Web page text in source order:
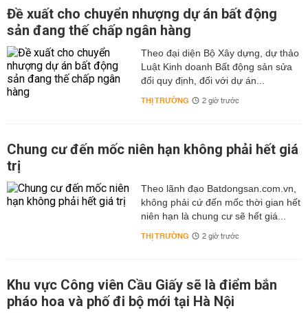
Đề xuất cho chuyển nhượng dự án bất động
sản đang thế chấp ngân hàng
Theo đại diện Bộ Xây dựng, dự thảo
Luật Kinh doanh Bất động sản sửa
đổi quy định, đối với dự án...
THỊ TRƯỜNG 2 giờ trước
Chung cư đến mốc niên hạn không phải hết giá
trị
Theo lãnh đạo Batdongsan.com.vn,
không phải cứ đến mốc thời gian hết
niên hạn là chung cư sẽ hết giá...
THỊ TRƯỜNG 2 giờ trước
Khu vực Công viên Cầu Giấy sẽ là điểm bắn
pháo hoa và phố đi bộ mới tại Hà Nội